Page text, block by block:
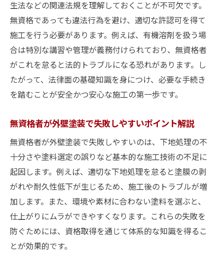
生法などの関連法規を理解しておくことが不可欠です。
無資格であっても違法行為を避け、適切な許認可を得て
施工を行う必要があります。例えば、有機溶剤を扱う場
合は特別な講習や管理が義務付けられており、無資格者
がこれを怠ると法的トラブルになる恐れがあります。し
たがって、法律面の基礎知識を身につけ、必要な手続き
を踏むことが安全かつ安心な施工の第一歩です。
無資格者が外壁塗装で失敗しやすいポイント解説
無資格者が外壁塗装で失敗しやすいのは、下地処理の不
十分さや塗料選定の誤りなど基本的な施工技術の不足に
起因します。例えば、適切な下地処理を怠ると塗膜の剥
がれや耐久性低下が生じるため、施工後のトラブルが増
加します。また、環境や素材に合わない塗料を選ぶと、
仕上がりにムラができやすくなります。これらの失敗を
防ぐためには、資格取得を通じて体系的な知識を得るこ
とが効果的です。